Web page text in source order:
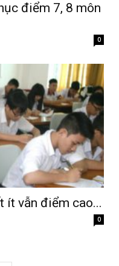
điểm 7, 8 môn
0
ít vẫn điểm cao...
0